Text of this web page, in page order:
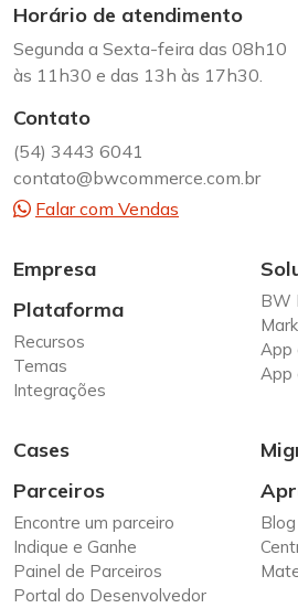
Horário de atendimento
Segunda a Sexta-feira das 08h10
às 11h30 e das 13h às 17h30.
Contato
(54) 3443 6041
contato@bwcommerce.com.br
Falar com Vendas
Empresa
Plataforma
Recursos
Temas
Integrações
BW
App
App
Cases
Parceiros
Encontre um parceiro
Indique e Ganhe
Painel de Parceiros
Portal do Desenvolvedor
Blog